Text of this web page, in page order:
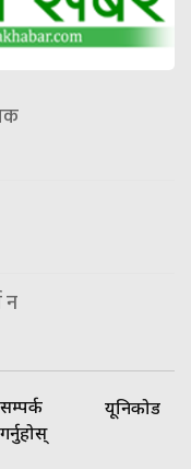
न
सम्पर्क
गर्नुहोस्
यूनिकोड